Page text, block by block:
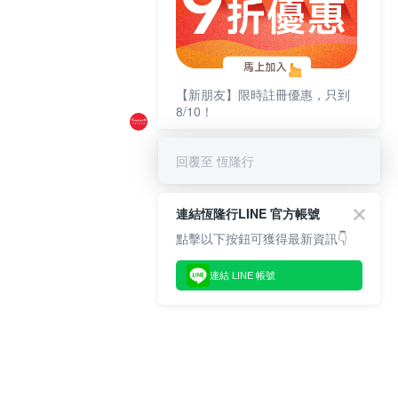
【新朋友】限時註冊優惠，只到
8/10！
回覆至 恆隆行
連結恆隆行LINE 官方帳號
點擊以下按鈕可獲得最新資訊👇
連結 LINE 帳號